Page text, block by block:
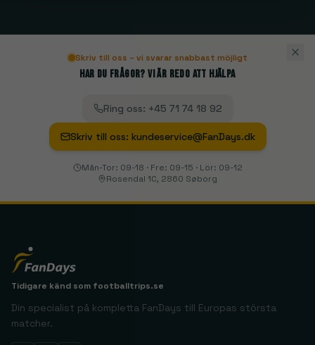
Skriv till oss – vi svarar snabbast möjligt
Har du frågor? Vi är redo att hjälpa
Ring oss: +45 71 74 18 92
Skriv till oss: kundeservice@FanDays.dk
Mån-Tor: 09-18 · Fre: 09-15 · Lör: 09-12
Rosendal 1C, 2860 Søborg
Tidigare känd som footballtrips.se
Din specialist på kompletta FanDays till Europas största
matcher.